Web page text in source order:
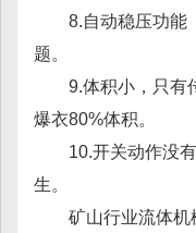
8.自动稳压功能（
题。
9.体积小，只有传
爆衣80%体积。
10.开关动作没有
生。
矿山行业流体机